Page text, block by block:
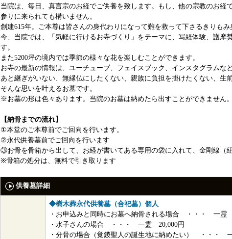
当院は、毎日、真言宗のお経でご供養を致します。もし、他の宗教のお
参りに来られても構いません。
創建615年。ご本尊は皆さんの身代わりになって難を救って下さるきりもみ
今、当院では、「気軽に行けるお寺づくり」をテーマに、写経体験、護
す。
また5200坪の境内では季節の様々な花を楽しむことができます。
お寺の最新の情報は、ユーチューブ、フェイスブック、インスタグラムな
あと継ぎがいない、無縁仏にしたくない、親族に負担を掛けたくない、
そんな思いを叶えるお墓です。
※お墓の形は色々あります。当院のお墓は納めたら出すことができません
【納骨までの流れ】
①本堂のご本尊前でご回向を行います。
②永代供養墓前でご回向を行います
③お骨を骨箱から出して、お経が書いてある専用の袋に入れて、金剛線（
※骨箱の処分は、無料で引き取ります
供養墓詳細
◆樹木葬永代供養墓（合祀墓）個人
・お申込みと同時にお墓へ納骨される場合 ・・・ 一霊
・水子さんの場合 ・・・ 一霊 20,000円
・分骨の場合（覚鑁聖人の誕生地に納めたい） ・・・